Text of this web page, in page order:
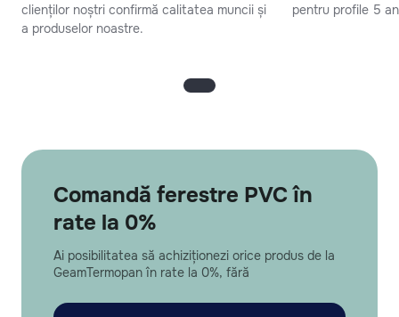
clienților noștri confirmă calitatea muncii și
a produselor noastre.
pentru profile 5
Comandă ferestre PVC în
rate la 0%
Ai posibilitatea să achiziționezi orice produs de la
GeamTermopan în rate la 0%, fără